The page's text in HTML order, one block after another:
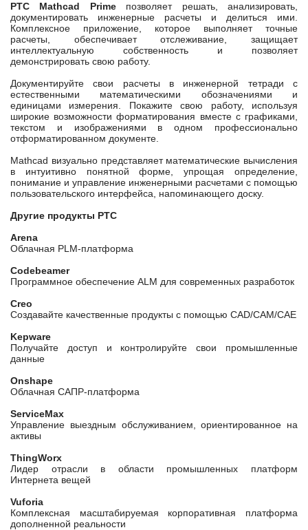
PTC Mathcad Primeпозволяет решать, анализировать,
документировать инженерные расчеты и делиться ими.
Комплексное приложение, которое выполняет точные
расчеты, обеспечивает отслеживание, защищает
интеллектуальную собственность и позволяет
демонстрировать свою работу.
Документируйте свои расчеты в инженерной тетради с
естественными математическими обозначениями и
единицами измерения. Покажите свою работу, используя
широкие возможности форматирования вместе с графиками,
текстом и изображениями в одном профессионально
отформатированном документе.
Mathcad визуально представляет математические вычисления
в интуитивно понятной форме, упрощая определение,
понимание и управление инженерными расчетами с помощью
пользовательского интерфейса, напоминающего доску.
Другие продукты PTC
Arena
Облачная PLM-платформа
Codebeamer
Программное обеспечение ALM для современных разработок
Creo
Создавайте качественные продукты с помощью CAD/CAM/CAE
Kepware
Получайте доступ и контролируйте свои промышленные
данные
Onshape
Облачная САПР-платформа
ServiceMax
Управление выездным обслуживанием, ориентированное на
активы
ThingWorx
Лидер отрасли в области промышленных платформ
Интернета вещей
Vuforia
Комплексная масштабируемая корпоративная платформа
дополненной реальности